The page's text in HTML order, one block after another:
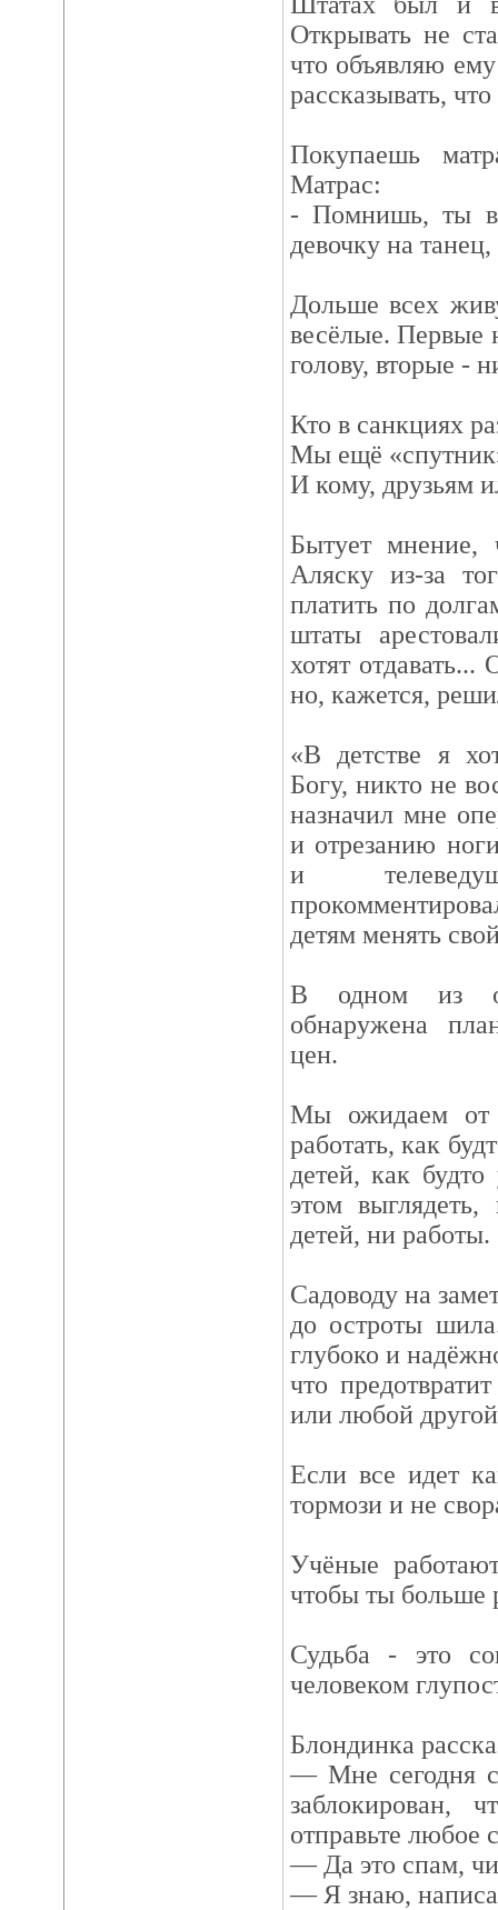
Открывать не
что объявляю
рассказывать,
Покупаешь
Матрас:
- Помнишь, ты в
девочку на
Дольше всех
весёлые. Первые
голову, вторые -
Кто в санкциях
Мы ещё
И кому, друзьям
Бытует
Аляску из-за
платить по
штаты
хотят
но, кажется,
«В детстве я
Богу, никто не
назначил мне
и отрезанию
и
детям менять
В одном из
обнаружена
цен.
Мы ожидаем от
работать, как
детей, как
этом
детей, ни работы.
Садоводу на
до остроты
глубоко и
что
или любой
Если все идет
тормози и не
Учёные
чтобы ты больше
Судьба - это
человеком
Блондинка
— Мне сегодня
заблокирован,
отправьте
— Да это спам,
— Я знаю,